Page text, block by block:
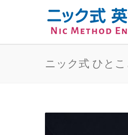
ニック式 ひと